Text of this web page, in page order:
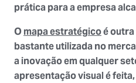
prática para a empresa
Omapa estratégicoé
bastante utilizada no
a inovação em qualquer
apresentação visual é